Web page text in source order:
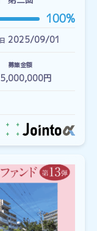
100%
2025/09/01
募集金額
円